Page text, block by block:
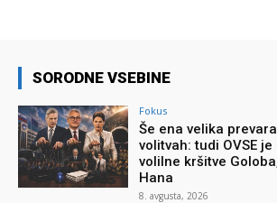
SORODNE VSEBINE
Fokus
Še ena velika
volitvah: tudi OVSE
volilne kršitve
Hana
8. avgusta, 2026